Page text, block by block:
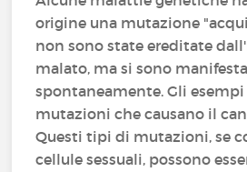
origine una mutazione
non sono state ereditate
malato, ma si sono
spontaneamente. Gli
mutazioni che causano il
Questi tipi di mutazioni, se
cellule sessuali, possono